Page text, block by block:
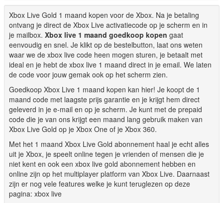
Xbox Live Gold 1 maand kopen voor de Xbox. Na je betaling
ontvang je direct de Xbox Live activatiecode op je scherm en in
je mailbox. Xbox live 1 maand goedkoop kopen gaat
eenvoudig en snel. Je klikt op de bestelbutton, laat ons weten
waar we de xbox live code heen mogen sturen, je betaalt met
ideal en je hebt de xbox live 1 maand direct in je email. We laten
de code voor jouw gemak ook op het scherm zien.
Goedkoop Xbox Live 1 maand kopen kan hier! Je koopt de 1
maand code met laagste prijs garantie en je krijgt hem direct
geleverd in je e-mail en op je scherm. Je kunt met de prepaid
code die je van ons krijgt een maand lang gebruik maken van
Xbox Live Gold op je Xbox One of je Xbox 360.
Met het 1 maand Xbox Live Gold abonnement haal je echt alles
uit je Xbox, je speelt online tegen je vrienden of mensen die je
niet kent en ook een xbox live gold abonnement hebben en
online zijn op het multiplayer platform van Xbox Live. Daarnaast
zijn er nog vele features welke je kunt teruglezen op deze
pagina: xbox live